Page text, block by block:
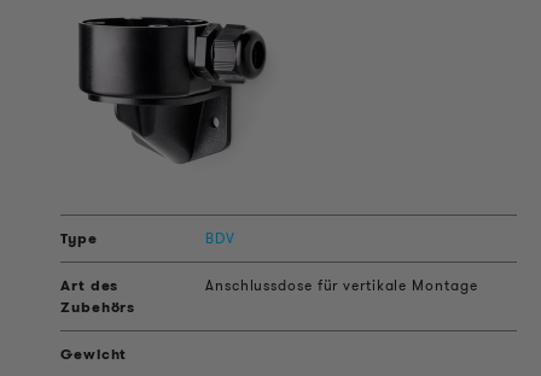
BDV
Anschlussdose für vertikale Montage